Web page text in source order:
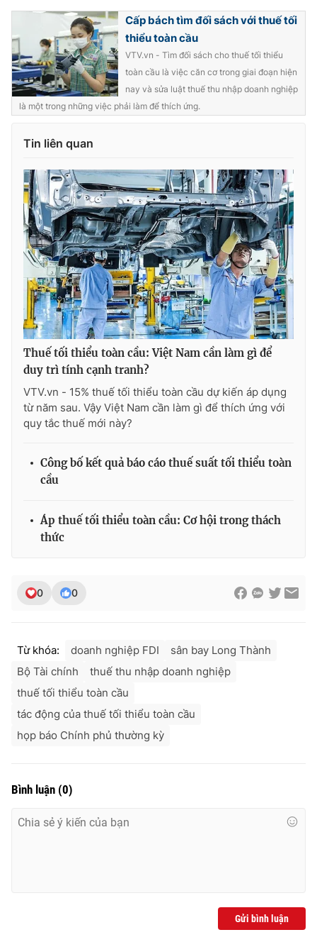
toasoan@vtv.vn
Liên hệ quảng cáo: 024-7300.7108
® Cấm sao chép dưới mọi hình thức nếu không có sự chấp
thuận bằng văn bản. Ghi rõ nguồn VTV.vn khi phát hành lại
thông tin từ website này.
Cấp bách tìm đối sách với thuế tối
thiểu toàn cầu
VTV.vn - Tìm đối sách cho thuế tối thiểu
toàn cầu là việc căn cơ trong giai đoạn hiện
nay và sửa luật thuế thu nhập doanh nghiệp
là một trong những việc phải làm để thích ứng.
Tin liên quan
Thuế tối thiểu toàn cầu: Việt Nam cần làm gì để
duy trì tính cạnh tranh?
VTV.vn - 15% thuế tối thiểu toàn cầu dự kiến áp dụng
từ năm sau. Vậy Việt Nam cần làm gì để thích ứng với
quy tắc thuế mới này?
Công bố kết quả báo cáo thuế suất tối thiểu toàn
cầu
Áp thuế tối thiểu toàn cầu: Cơ hội trong thách
thức
0 0
Từ khóa: doanh nghiệp FDI
sân bay Long Thành
Bộ Tài chính
thuế thu nhập doanh nghiệp
thuế tối thiểu toàn cầu
tác động của thuế tối thiểu toàn cầu
họp báo Chính phủ thường kỳ
Bình luận (0)
Gửi bình luận